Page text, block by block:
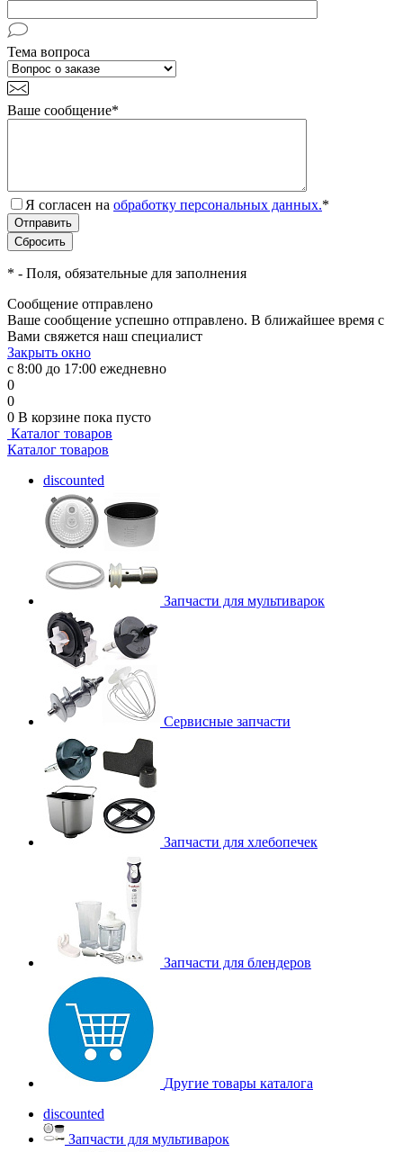
Тема вопроса
Ваше сообщение*
Я согласен на обработку персональных данных.*
* - Поля, обязательные для заполнения
Сообщение отправлено
Ваше сообщение успешно отправлено. В ближайшее время с
Вами свяжется наш специалист
Закрыть окно
с 8:00 до 17:00 ежедневно
0
0
0 В корзине пока пусто
Каталог товаров
Каталог товаров
discounted
Запчасти для мультиварок
Сервисные запчасти
Запчасти для хлебопечек
Запчасти для блендеров
Другие товары каталога
discounted
Запчасти для мультиварок